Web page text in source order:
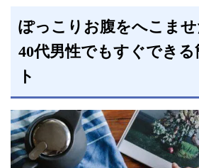
ぽっこりお腹をへこませ
40代男性でもすぐでき
ト